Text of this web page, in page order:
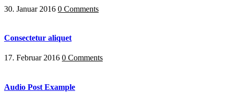
30. Januar 2016 0 Comments
Consectetur aliquet
17. Februar 2016 0 Comments
Audio Post Example